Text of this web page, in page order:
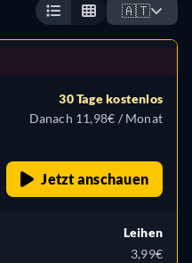
🇦🇹
30 Tage kostenlos
Danach 11,98€ / Monat
Jetzt anschauen
Leihen
3,99€